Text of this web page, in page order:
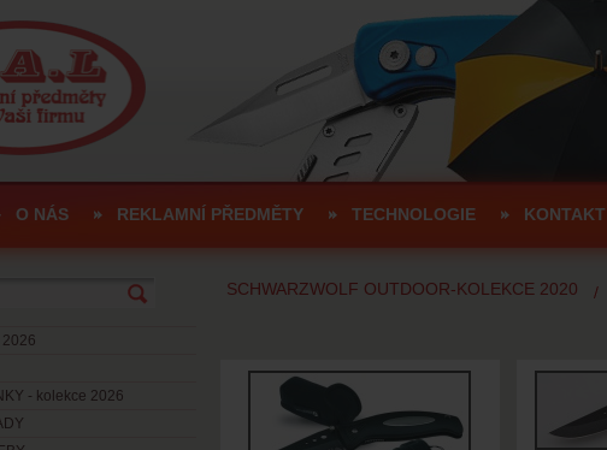
O NÁS REKLAMNÍ PŘEDMĚTY TECHNOLOGIE KONTAKT
2026
- kolekce 2026
SCHWARZWOLF OUTDOOR-KOLEKCE 2020